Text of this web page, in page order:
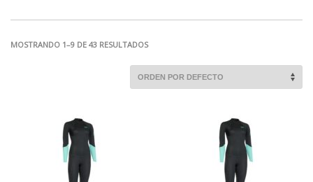
MOSTRANDO 1–9 DE 43 RESULTADOS